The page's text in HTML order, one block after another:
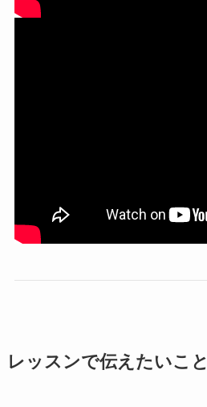
レッスンで伝えたいこと